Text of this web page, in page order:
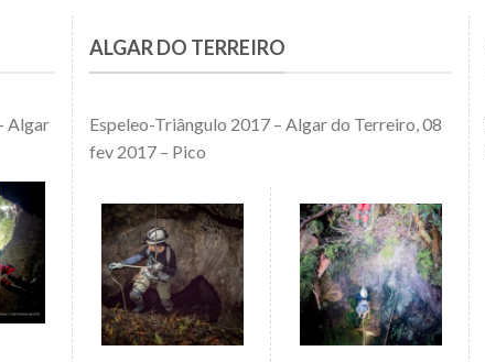
Algar
ALGAR DO TERREIRO
Espeleo-Triângulo 2017 – Algar do Terreiro, 08
fev 2017 – Pico